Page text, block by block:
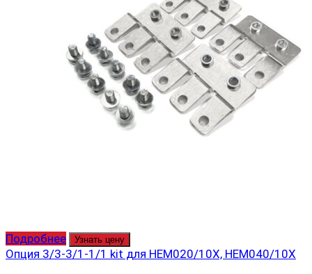
Подробнее Узнать цену
Опция 3/3-3/1-1/1 kit для HEM020/10X, HEM040/10X